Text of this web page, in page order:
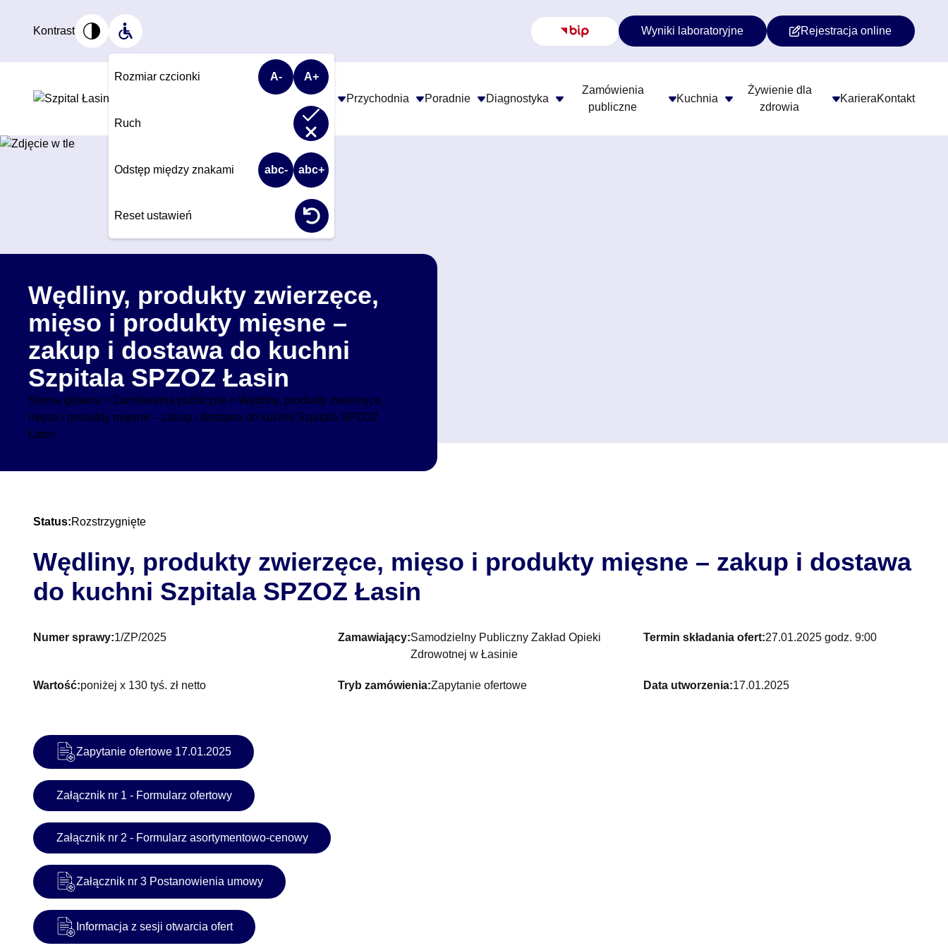
Kontrast
Rozmiar czcionki A- A+
Ruch
Włącz lub wyłącz animacje na stronie. Wymaga odświeżenia strony.
Odstęp między znakami abc- abc+
Reset ustawień
Biuletyn Informacji Publicznej
Wyniki laboratoryjne Rejestracja online
Strefa
Szpital Przychodnia Poradnie Diagnostyka
Zamówienia
publiczne
Kuchnia
Żywienie dla
zdrowia
KarieraKontakt
Wędliny, produkty zwierzęce,
mięso i produkty mięsne –
zakup i dostawa do kuchni
Szpitala SPZOZ Łasin
Strona główna > Zamówienia publiczne > Wędliny, produkty zwierzęce,
mięso i produkty mięsne – zakup i dostawa do kuchni Szpitala SPZOZ
Łasin
Status:Rozstrzygnięte
Wędliny, produkty zwierzęce, mięso i produkty mięsne – zakup i dostawa
do kuchni Szpitala SPZOZ Łasin
Numer sprawy:1/ZP/2025 Zamawiający:Samodzielny Publiczny Zakład Opieki
Zdrowotnej w Łasinie
Termin składania ofert:27.01.2025 godz. 9:00
Wartość:poniżej x 130 tyś. zł netto Tryb zamówienia:Zapytanie ofertowe Data utworzenia:17.01.2025
Zapytanie ofertowe 17.01.2025
Załącznik nr 1 - Formularz ofertowy
Załącznik nr 2 - Formularz asortymentowo-cenowy
Załącznik nr 3 Postanowienia umowy
Informacja z sesji otwarcia ofert